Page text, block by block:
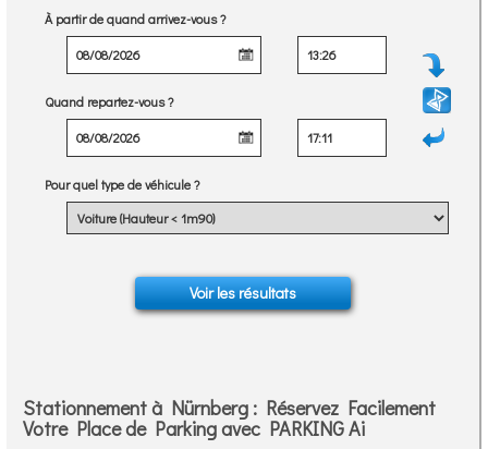
À partir de quand arrivez-vous ?
Quand repartez-vous ?
Pour quel type de véhicule ?
Stationnement à Nürnberg : Réservez Facilement
Votre Place de Parking avec PARKING Ai